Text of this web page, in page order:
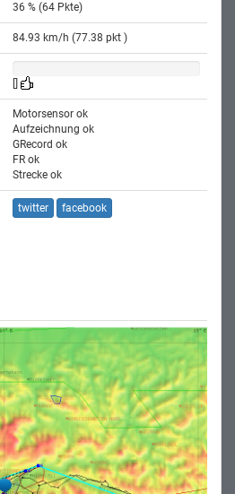
36 % (64 Pkte)
84.93 km/h (77.38 pkt )
Motorsensor ok
Aufzeichnung ok
GRecord ok
FR ok
Strecke ok
twitter facebook